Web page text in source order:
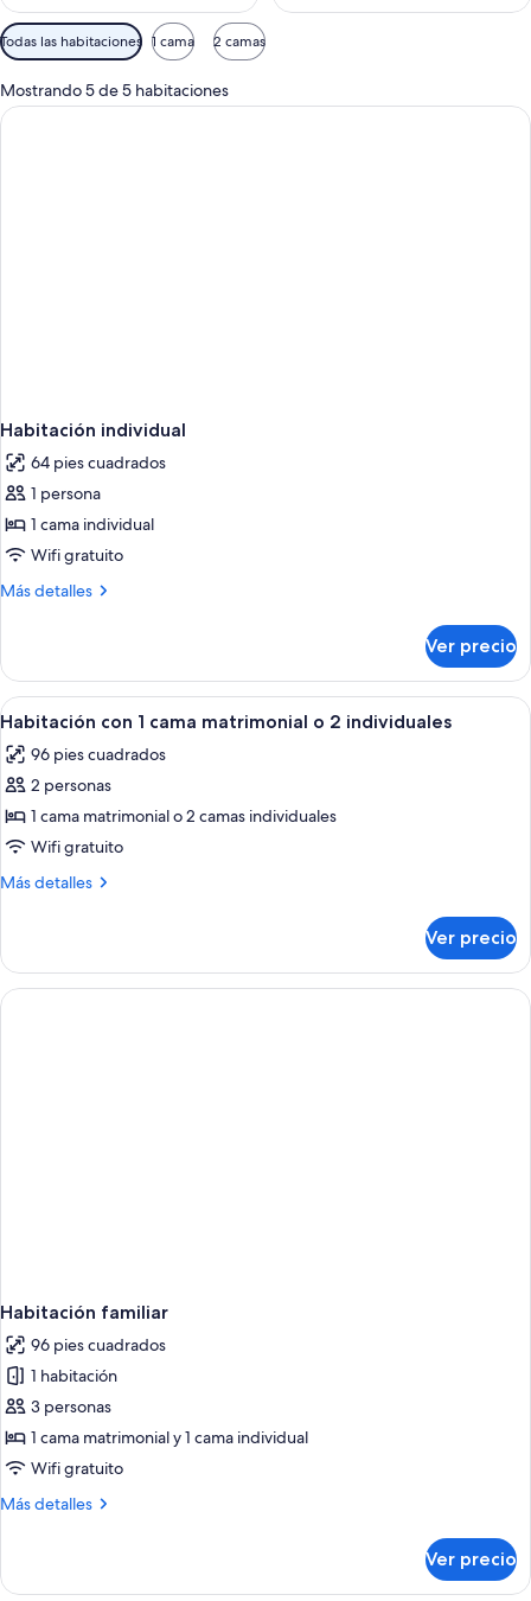
Filtros
disponibles
para
las
Todas las habitaciones 1 cama 2 camas
Mostrando 5 de 5 habitaciones
Habitación individual
64 pies cuadrados
1 persona
1 cama individual
Wifi gratuito
Más detalles
Más
individual
Ver precio
Abrir
todas
las
fotos
de
Habitación
con
matrimonial
o
2
Una habitación con dos camas
1
Habitación con 1 cama matrimonial o 2 individuales
96 pies cuadrados
2 personas
1 cama matrimonial o 2 camas individuales
Wifi gratuito
Más detalles
Más
con
cama
Ver precio
Habitación familiar
96 pies cuadrados
1 habitación
3 personas
1 cama matrimonial y 1 cama individual
Wifi gratuito
Más detalles
Más
familiar
Ver precio